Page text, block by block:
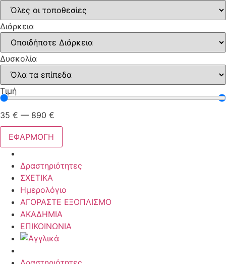
Διάρκεια
Δυσκολία
Τιμή
35 € — 890 €
ΕΦΑΡΜΟΓΗ
Δραστηριότητες
ΣΧΕΤΙΚΑ
Ημερολόγιο
ΑΓΟΡΑΣΤΕ ΕΞΟΠΛΙΣΜΟ
ΑΚΑΔΗΜΙΑ
ΕΠΙΚΟΙΝΩΝΙΑ